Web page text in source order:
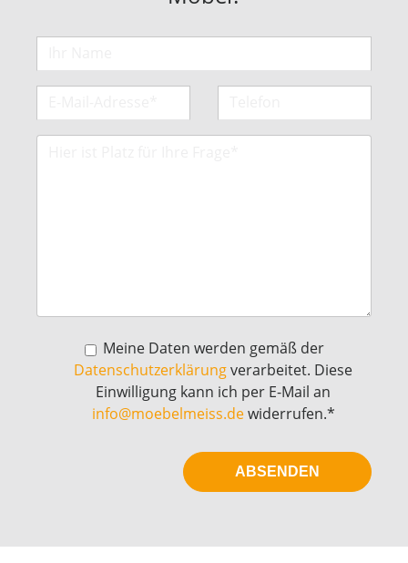
Meine Daten werden gemäß der
Datenschutzerklärungverarbeitet. Diese
Einwilligung kann ich per E-Mail an
info@moebelmeiss.dewiderrufen.*